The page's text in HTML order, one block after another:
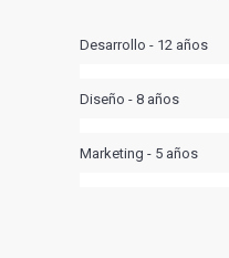
Desarrollo - 12 años
Diseño - 8 años
Marketing - 5 años